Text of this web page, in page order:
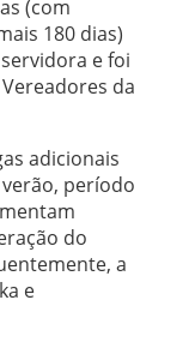
(com
180 dias)
e foi
da
adicionais
período
do
a
e